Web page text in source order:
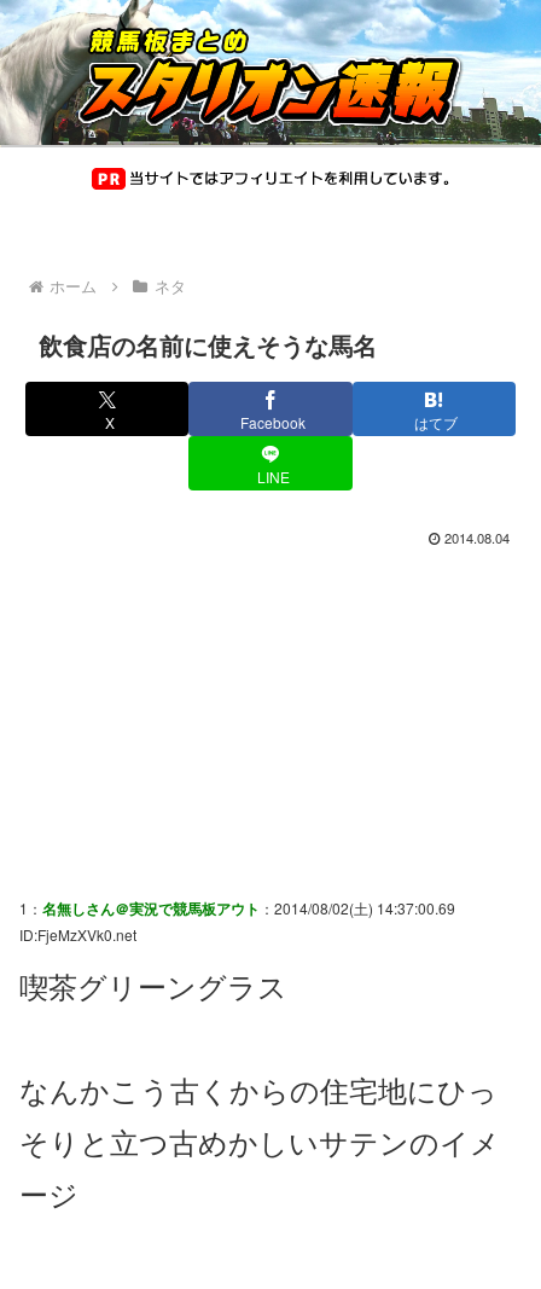
ホーム ネタ
飲食店の名前に使えそうな馬名
X Facebook はてブ
LINE
2014.08.04
1： 名無しさん＠実況で競馬板アウト ：2014/08/02(土) 14:37:00.69
ID:FjeMzXVk0.net
喫茶グリーングラス
なんかこう古くからの住宅地にひっ
そりと立つ古めかしいサテンのイメ
ージ